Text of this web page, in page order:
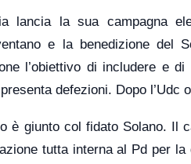
lancia la sua campagna
e la benedizione del
l’obiettivo di includere e
defezioni. Dopo l’Udc
è giunto col fidato Solano. Il
tutta interna al Pd per